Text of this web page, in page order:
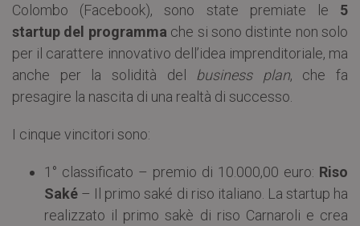
Colombo (Facebook), sono state premiate le 5
startup del programma che si sono distinte non solo
per il carattere innovativo dell’idea imprenditoriale, ma
anche per la solidità del business plan, che fa
presagire la nascita di una realtà di successo.
I cinque vincitori sono:
1° classificato – premio di 10.000,00 euro: Riso
Saké – Il primo saké di riso italiano. La startup ha
realizzato il primo sakè di riso Carnaroli e crea